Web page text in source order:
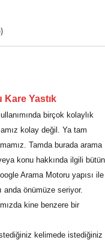
Kare Yastık
birçok kolaylık
kolay değil. Ya tam
Tamda burada arama
konu hakkında ilgili bütün
Arama Motoru yapısı ile
anda önümüze seriyor.
kine benzere bir
kelimede istediğiniz